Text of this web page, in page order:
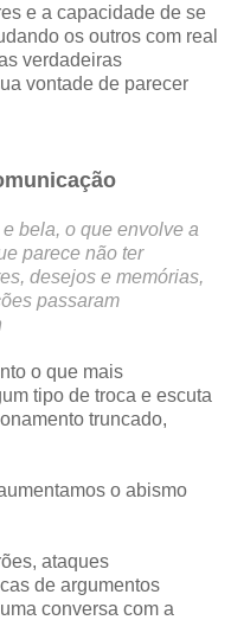
e a capacidade de se
os outros com real
verdadeiras
vontade de parecer
bela, o que envolve a
parece não ter
desejos e memórias,
passaram
o que mais
tipo de troca e escuta
truncado,
o abismo
ataques
de argumentos
conversa com a